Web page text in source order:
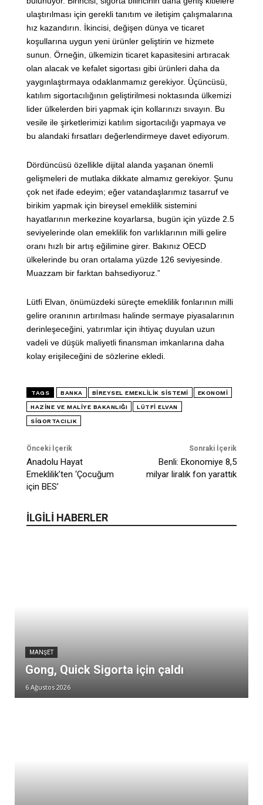
ulaştırılması için gerekli tanıtım ve iletişim çalışmalarına
hız kazandırın. İkincisi, değişen dünya ve ticaret
koşullarına uygun yeni ürünler geliştirin ve hizmete
sunun. Örneğin, ülkemizin ticaret kapasitesini artıracak
olan alacak ve kefalet sigortası gibi ürünleri daha da
yaygınlaştırmaya odaklanmamız gerekiyor. Üçüncüsü,
katılım sigortacılığının geliştirilmesi noktasında ülkemizi
lider ülkelerden biri yapmak için kollarınızı sıvayın. Bu
vesile ile şirketlerimizi katılım sigortacılığı yapmaya ve
bu alandaki fırsatları değerlendirmeye davet ediyorum.
Dördüncüsü özellikle dijital alanda yaşanan önemli
gelişmeleri de mutlaka dikkate almamız gerekiyor. Şunu
çok net ifade edeyim; eğer vatandaşlarımız tasarruf ve
birikim yapmak için bireysel emeklilik sistemini
hayatlarının merkezine koyarlarsa, bugün için yüzde 2.5
seviyelerinde olan emeklilik fon varlıklarının milli gelire
oranı hızlı bir artış eğilimine girer. Bakınız OECD
ülkelerinde bu oran ortalama yüzde 126 seviyesinde.
Muazzam bir farktan bahsediyoruz.”
Lütfi Elvan, önümüzdeki süreçte emeklilik fonlarının milli
gelire oranının artırılması halinde sermaye piyasalarının
derinleşeceğini, yatırımlar için ihtiyaç duyulan uzun
vadeli ve düşük maliyetli finansman imkanlarına daha
kolay erişileceğini de sözlerine ekledi.
TAGS BANKA BIREYSEL EMEKLILIK SISTEMI EKONOMI
HAZINE VE MALIYE BAKANLIĞI LÜTFI ELVAN
SIGORTACILIK
Önceki İçerik
Anadolu Hayat
Emeklilik’ten ‘Çocuğum
için BES’
Sonraki İçerik
Benli: Ekonomiye 8,5
milyar liralık fon yarattık
İLGİLİ HABERLER
MANŞET
Gong, Quick Sigorta için çaldı
6 Ağustos 2026